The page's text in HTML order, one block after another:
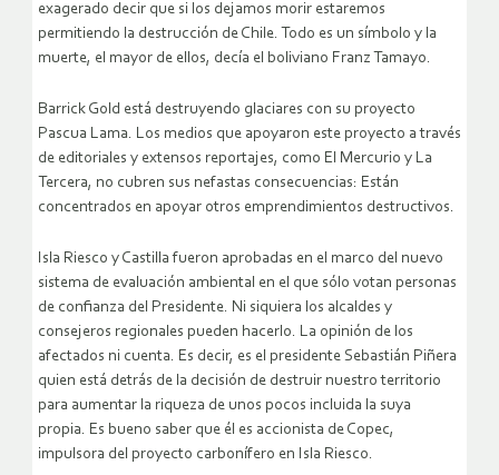
exagerado decir que si los dejamos morir estaremos
permitiendo la destrucción de Chile. Todo es un símbolo y la
muerte, el mayor de ellos, decía el boliviano Franz Tamayo.
Barrick Gold está destruyendo glaciares con su proyecto
Pascua Lama. Los medios que apoyaron este proyecto a través
de editoriales y extensos reportajes, como El Mercurio y La
Tercera, no cubren sus nefastas consecuencias: Están
concentrados en apoyar otros emprendimientos destructivos.
Isla Riesco y Castilla fueron aprobadas en el marco del nuevo
sistema de evaluación ambiental en el que sólo votan personas
de confianza del Presidente. Ni siquiera los alcaldes y
consejeros regionales pueden hacerlo. La opinión de los
afectados ni cuenta. Es decir, es el presidente Sebastián Piñera
quien está detrás de la decisión de destruir nuestro territorio
para aumentar la riqueza de unos pocos incluida la suya
propia. Es bueno saber que él es accionista de Copec,
impulsora del proyecto carbonífero en Isla Riesco.